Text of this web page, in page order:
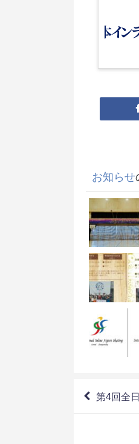
お知らせ
第4回全